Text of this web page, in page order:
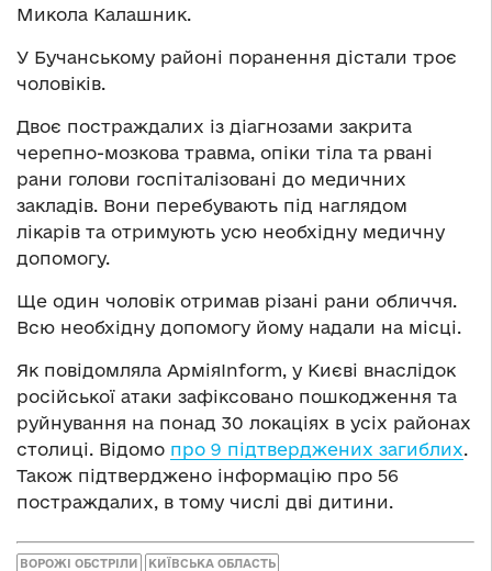
Микола Калашник.
У Бучанському районі поранення дістали троє
чоловіків.
Двоє постраждалих із діагнозами закрита
черепно-мозкова травма, опіки тіла та рвані
рани голови госпіталізовані до медичних
закладів. Вони перебувають під наглядом
лікарів та отримують усю необхідну медичну
допомогу.
Ще один чоловік отримав різані рани обличчя.
Всю необхідну допомогу йому надали на місці.
Як повідомляла АрміяInform, у Києві внаслідок
російської атаки зафіксовано пошкодження та
руйнування на понад 30 локаціях в усіх районах
столиці. Відомо про 9 підтверджених загиблих.
Також підтверджено інформацію про 56
постраждалих, в тому числі дві дитини.
ВОРОЖІ ОБСТРІЛИ КИЇВСЬКА ОБЛАСТЬ